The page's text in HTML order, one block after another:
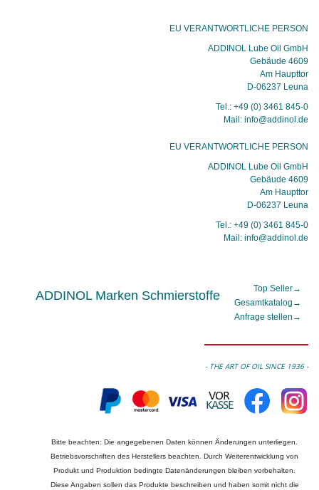
EU VERANTWORTLICHE PERSON
ADDINOL Lube Oil GmbH
Gebäude 4609
Am Haupttor
D-06237 Leuna
Tel.: +49 (0) 3461 845-0
Mail: info@addinol.de
EU VERANTWORTLICHE PERSON
ADDINOL Lube Oil GmbH
Gebäude 4609
Am Haupttor
D-06237 Leuna
Tel.: +49 (0) 3461 845-0
Mail: info@addinol.de
ADDINOL Marken Schmierstoffe Top Seller→
Gesamtkatalog →
Anfrage stellen →
- THE ART OF OIL SINCE 1936 -
Bitte beachten: Die angegebenen Daten können Änderungen unterliegen.
Betriebsvorschriften des Herstellers beachten. Durch Weiterentwicklung von
Produkt und Produktion bedingte Datenänderungen bleiben vorbehalten.
Diese Angaben sollen das Produkte beschreiben und haben somit nicht die